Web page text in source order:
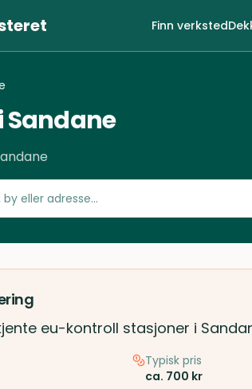
Finn verksted
Sandane
eu-kontroll stasjoner i
Typisk pris
ca. 700 kr